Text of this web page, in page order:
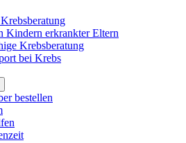
Kindern erkrankter Eltern
Krebsberatung
bei Krebs
bestellen